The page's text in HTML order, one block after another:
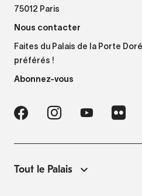
75012 Paris
Nous contacter
Faites du Palais de la Porte
préférés !
Abonnez-vous
Tout le Palais